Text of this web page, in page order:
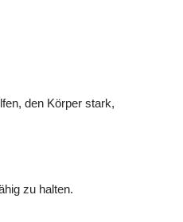
den Körper stark,
zu halten.